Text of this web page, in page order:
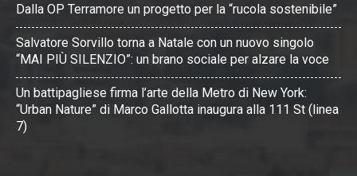
Dalla OP Terramore un progetto per la “rucola sostenibile”
Salvatore Sorvillo torna a Natale con un nuovo singolo
“MAI PIÙ SILENZIO”: un brano sociale per alzare la voce
Un battipagliese firma l’arte della Metro di New York:
“Urban Nature” di Marco Gallotta inaugura alla 111 St (linea
7)